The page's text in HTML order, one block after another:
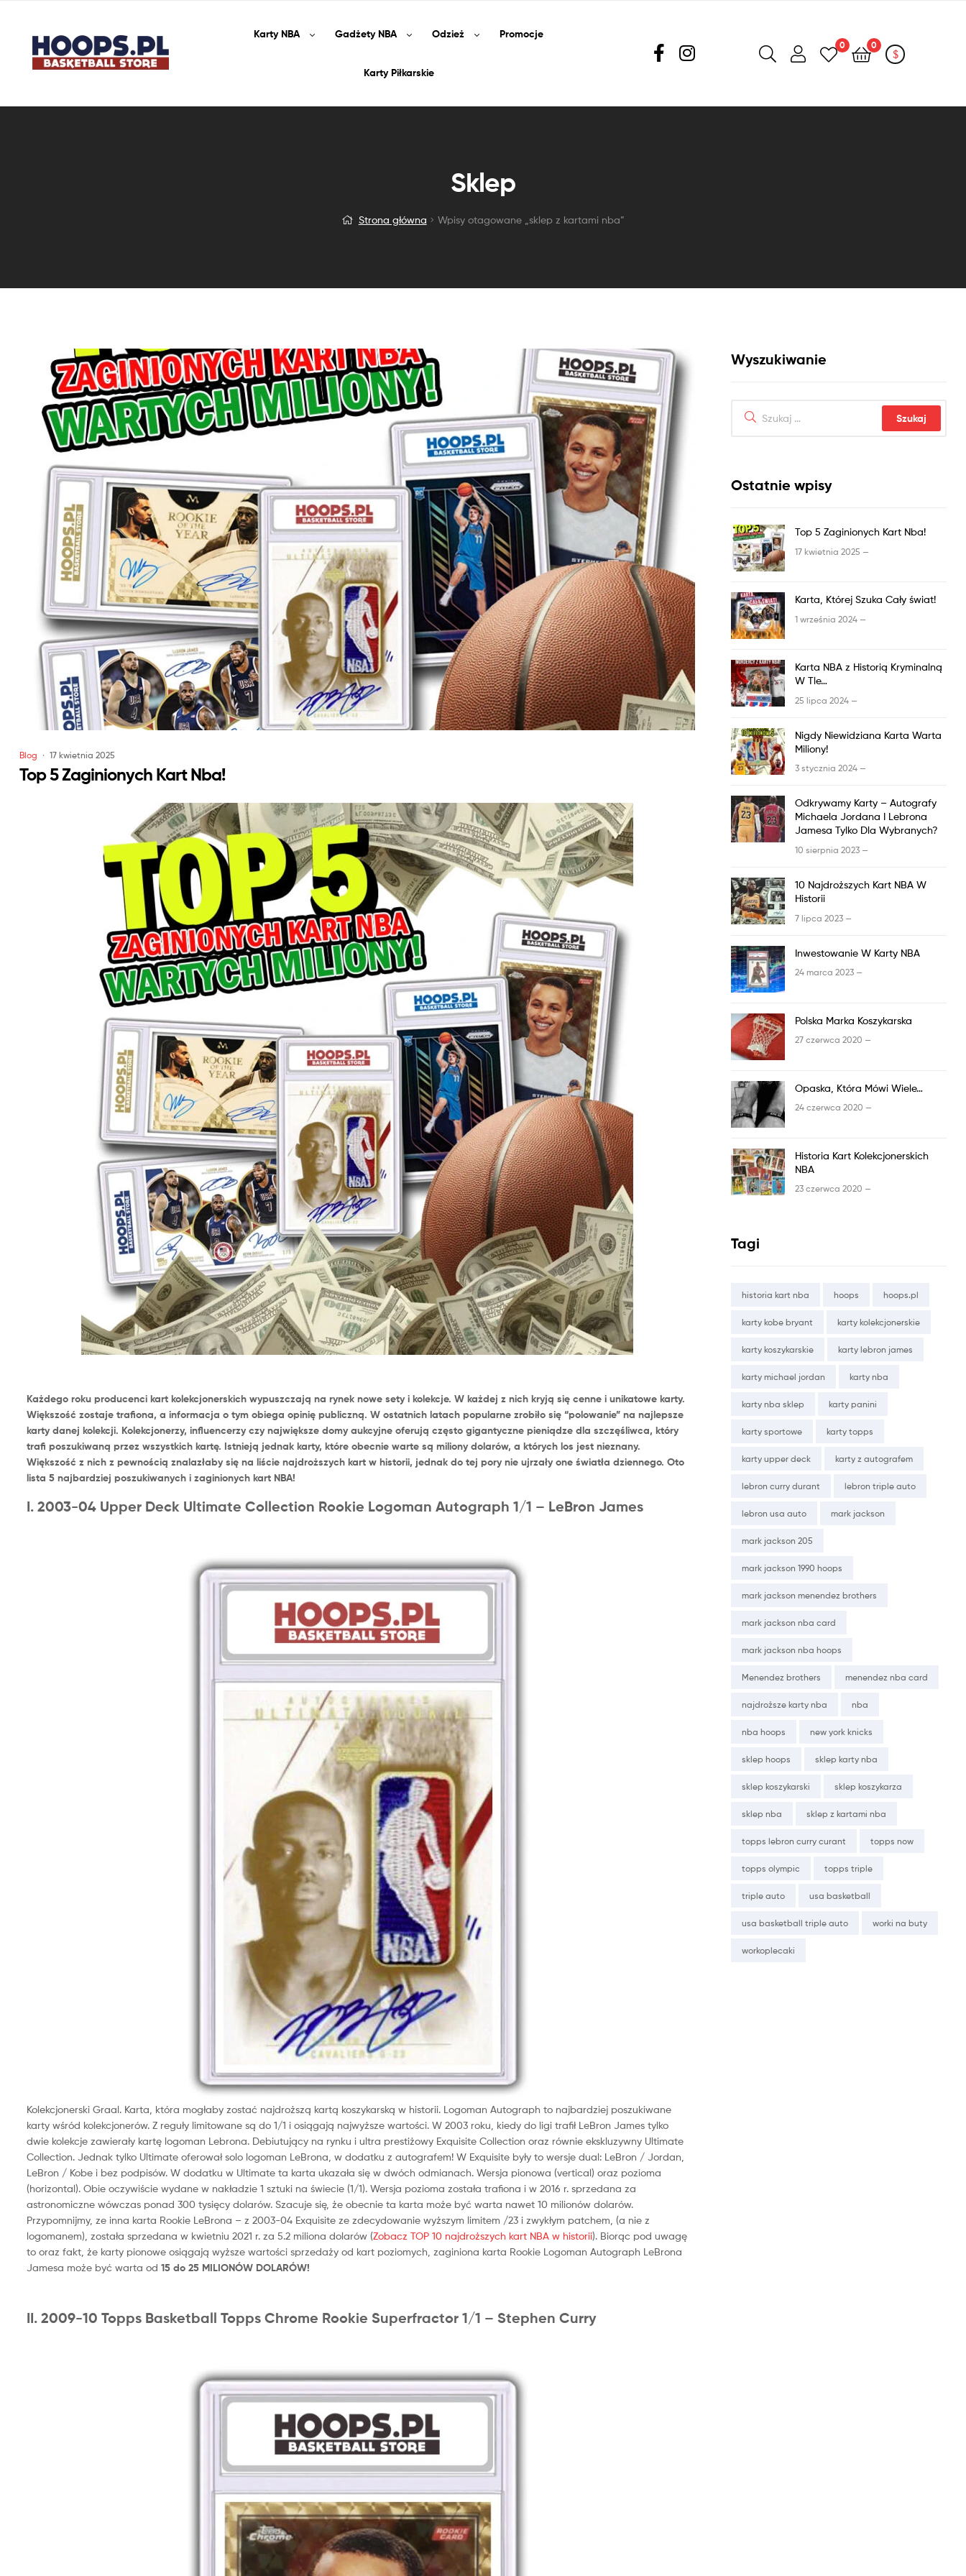
KartyNBA GadżetyNBA Odzież Promocje
Karty Piłkarskie
0 0
$
Sklep
Strona główna Wpisy otagowane „sklep z kartami nba”
Blog 17 kwietnia 2025
Top 5 Zaginionych Kart Nba!
Każdego roku producenci kart kolekcjonerskich wypuszczają na rynek nowe sety i kolekcje. W każdej z nich kryją się cenne i unikatowe karty.
Większość zostaje trafiona, a informacja o tym obiega opinię publiczną. W ostatnich latach popularne zrobiło się “polowanie” na najlepsze
karty danej kolekcji. Kolekcjonerzy, influencerzy czy największe domy aukcyjne oferują często gigantyczne pieniądze dla szczęśliwca, który
trafi poszukiwaną przez wszystkich kartę. Istnieją jednak karty, które obecnie warte są miliony dolarów, a których los jest nieznany.
Większość z nich z pewnością znalazłaby się na liście najdroższych kart w historii, jednak do tej pory nie ujrzały one światła dziennego. Oto
lista 5 najbardziej poszukiwanych i zaginionych kart NBA!
I. 2003-04 Upper Deck Ultimate Collection Rookie Logoman Autograph 1/1 – LeBron James
Kolekcjonerski Graal. Karta, która mogłaby zostać najdroższą kartą koszykarską w historii. Logoman Autograph to najbardziej poszukiwane
karty wśród kolekcjonerów. Z reguły limitowane są do 1/1 i osiągają najwyższe wartości. W 2003 roku, kiedy do ligi trafił LeBron James tylko
dwie kolekcje zawierały kartę logoman Lebrona. Debiutujący na rynku i ultra prestiżowy Exquisite Collection oraz równie ekskluzywny Ultimate
Collection. Jednak tylko Ultimate oferował solo logoman LeBrona, w dodatku z autografem! W Exquisite były to wersje dual: LeBron / Jordan,
LeBron / Kobe i bez podpisów. W dodatku w Ultimate ta karta ukazała się w dwóch odmianach. Wersja pionowa (vertical) oraz pozioma
(horizontal). Obie oczywiście wydane w nakładzie 1 sztuki na świecie (1/1). Wersja pozioma została trafiona i w 2016 r. sprzedana za
astronomiczne wówczas ponad 300 tysięcy dolarów. Szacuje się, że obecnie ta karta może być warta nawet 10 milionów dolarów.
Przypomnijmy, ze inna karta Rookie LeBrona – z 2003-04 Exquisite ze zdecydowanie wyższym limitem /23 i zwykłym patchem, (a nie z
logomanem), została sprzedana w kwietniu 2021 r. za 5.2 miliona dolarów (Zobacz TOP 10 najdroższych kart NBA w historii). Biorąc pod uwagę
to oraz fakt, że karty pionowe osiągają wyższe wartości sprzedaży od kart poziomych, zaginiona karta Rookie Logoman Autograph LeBrona
Jamesa może być warta od 15 do 25 MILIONÓW DOLARÓW!
II. 2009-10 Topps Basketball Topps Chrome Rookie Superfractor 1/1 – Stephen Curry
Wyszukiwanie
Ostatnie wpisy
Top 5 Zaginionych Kart Nba!
17 kwietnia 2025 —
Karta, Której Szuka Cały świat!
1 września 2024 —
Karta NBA z Historią Kryminalną
W Tle…
25 lipca 2024 —
Nigdy Niewidziana Karta Warta
Miliony!
3 stycznia 2024 —
Odkrywamy Karty – Autografy
Michaela Jordana I Lebrona
Jamesa Tylko Dla Wybranych?
10 sierpnia 2023 —
10 Najdroższych Kart NBA W
Historii
7 lipca 2023 —
Inwestowanie W Karty NBA
24 marca 2023 —
Polska Marka Koszykarska
27 czerwca 2020 —
Opaska, Która Mówi Wiele…
24 czerwca 2020 —
Historia Kart Kolekcjonerskich
NBA
23 czerwca 2020 —
Tagi
historia kart nba hoops hoops.pl
karty kobe bryant karty kolekcjonerskie
karty koszykarskie karty lebron james
karty michael jordan karty nba
karty nba sklep karty panini
karty sportowe karty topps
karty upper deck karty z autografem
lebron curry durant lebron triple auto
lebron usa auto mark jackson
mark jackson 205
mark jackson 1990 hoops
mark jackson menendez brothers
mark jackson nba card
mark jackson nba hoops
Menendez brothers menendez nba card
najdroższe karty nba nba
nba hoops new york knicks
sklep hoops sklep karty nba
sklep koszykarski sklep koszykarza
sklep nba sklep z kartami nba
topps lebron curry curant topps now
topps olympic topps triple
triple auto usa basketball
usa basketball triple auto worki na buty
workoplecaki